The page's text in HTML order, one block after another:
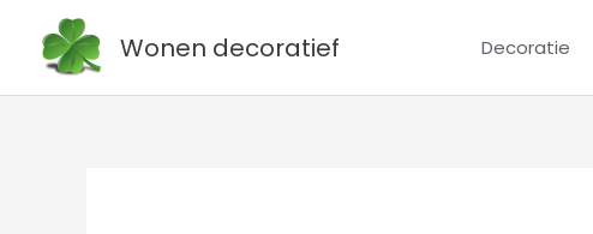
Wonen decoratief Decoratie